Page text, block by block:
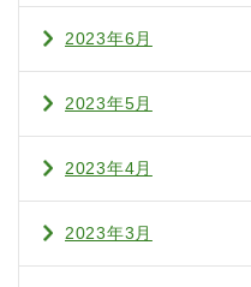
2023年6月
2023年5月
2023年4月
2023年3月